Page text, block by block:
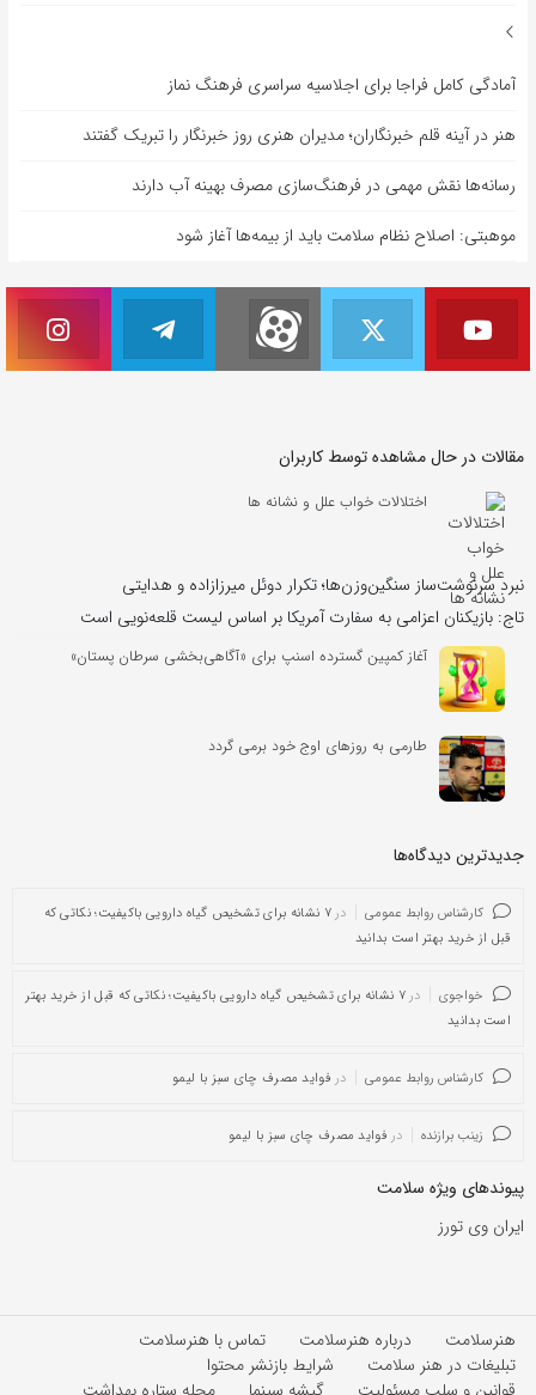
آمادگی کامل فراجا برای اجلاسیه سراسری فرهنگ نماز
هنر در آینه قلم خبرنگاران؛ مدیران هنری روز خبرنگار را تبریک گفتند
رسانه‌ها نقش مهمی در فرهنگ‌سازی مصرف بهینه آب دارند
موهبتی: اصلاح نظام سلامت باید از بیمه‌ها آغاز شود
مقالات در حال مشاهده توسط کاربران
اختلالات خواب علل و نشانه ها
نبرد سرنوشت‌ساز سنگین‌وزن‌ها؛ تکرار دوئل میرزازاده و هدایتی
تاج: بازیکنان اعزامی به سفارت آمریکا بر اساس لیست قلعه‌نویی است
آغاز کمپین گسترده اسنپ برای «آگاهی‌بخشی سرطان پستان»
طارمی به روزهای اوج خود برمی گردد
جدیدترین دیدگاه‌‌ها
کارشناس روابط عمومی در
۷ نشانه برای تشخیص گیاه دارویی باکیفیت؛ نکاتی که
قبل از خرید بهتر است بدانید
خواجوی در
۷ نشانه برای تشخیص گیاه دارویی باکیفیت؛ نکاتی که قبل از خرید بهتر
است بدانید
کارشناس روابط عمومی در فواید مصرف چای سبز با لیمو
زینب برازنده در فواید مصرف چای سبز با لیمو
پیوندهای ویژه سلامت
ایران وی تورز
هنرسلامت درباره هنرسلامت
تماس با هنرسلامت
تبلیغات در هنر سلامت
شرایط بازنشر محتوا